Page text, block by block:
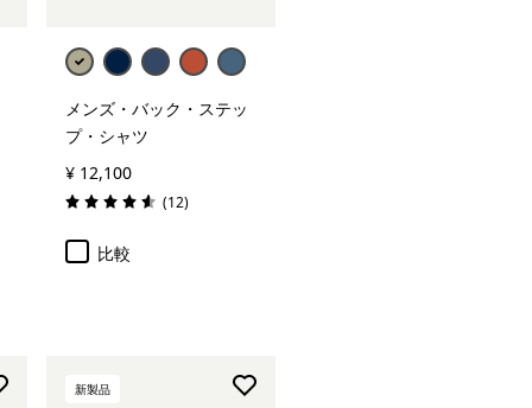
メンズ・バック・ステッ
プ・シャツ
¥ 12,100
評価: 4.6 / 5 (12レビュー
)
比較
新製品